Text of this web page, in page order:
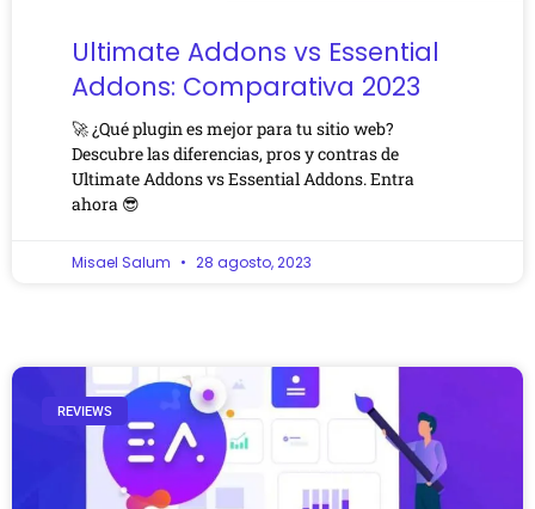
Ultimate Addons vs Essential
Addons: Comparativa 2023
🚀 ¿Qué plugin es mejor para tu sitio web?
Descubre las diferencias, pros y contras de
Ultimate Addons vs Essential Addons. Entra
ahora 😎
Misael Salum 28 agosto, 2023
REVIEWS